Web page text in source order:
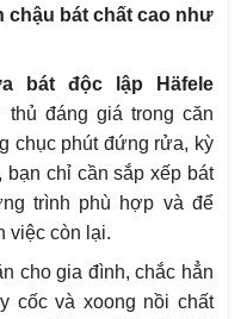
chậu bát chất cao như
bát độc lập Häfele
thủ đáng giá trong căn
chục phút đứng rửa, kỳ
chỉ cần sắp xếp bát
trình phù hợp và để
việc còn lại.
cho gia đình, chắc hẳn
cốc và xoong nồi chất